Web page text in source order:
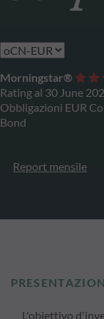
Morningstar®
Rating al 30 June
Obbligazioni EUR
Bond
Report mensile
L'obiettivo